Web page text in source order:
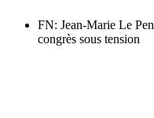
FN: Jean-Marie Le
congrès sous tension